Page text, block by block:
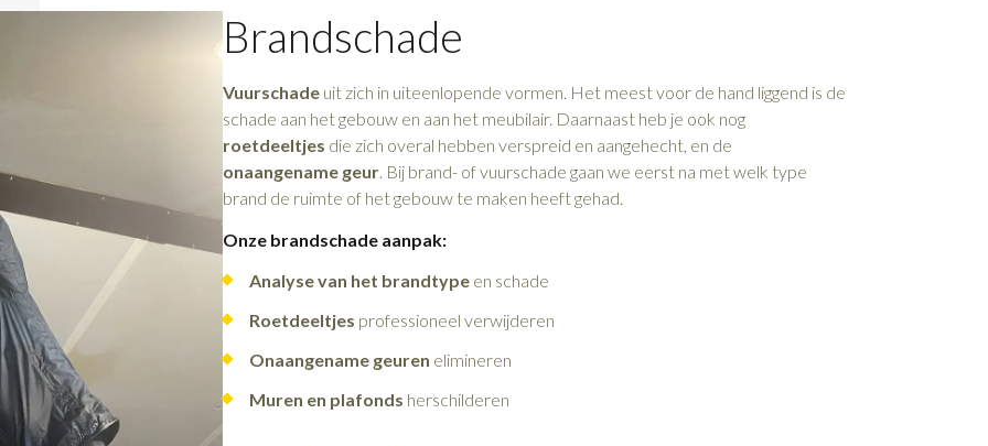
Brandschade
Vuurschadeuit zich in uiteenlopende vormen. Het meest voor de hand liggend is de
schade aan het gebouw en aan het meubilair. Daarnaast heb je ook nog
roetdeeltjes die zich overal hebben verspreid en aangehecht, en de
onaangename geur. Bij brand- of vuurschade gaan we eerst na met welk type
brand de ruimte of het gebouw te maken heeft gehad.
Onze brandschade aanpak:
Analyse van het brandtypeen schade
Roetdeeltjes professioneel verwijderen
Onaangename geuren elimineren
Muren en plafonds herschilderen